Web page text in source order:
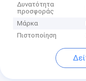
Δυνατότητα
προσφοράς
Μάρκα
Πιστοποίηση